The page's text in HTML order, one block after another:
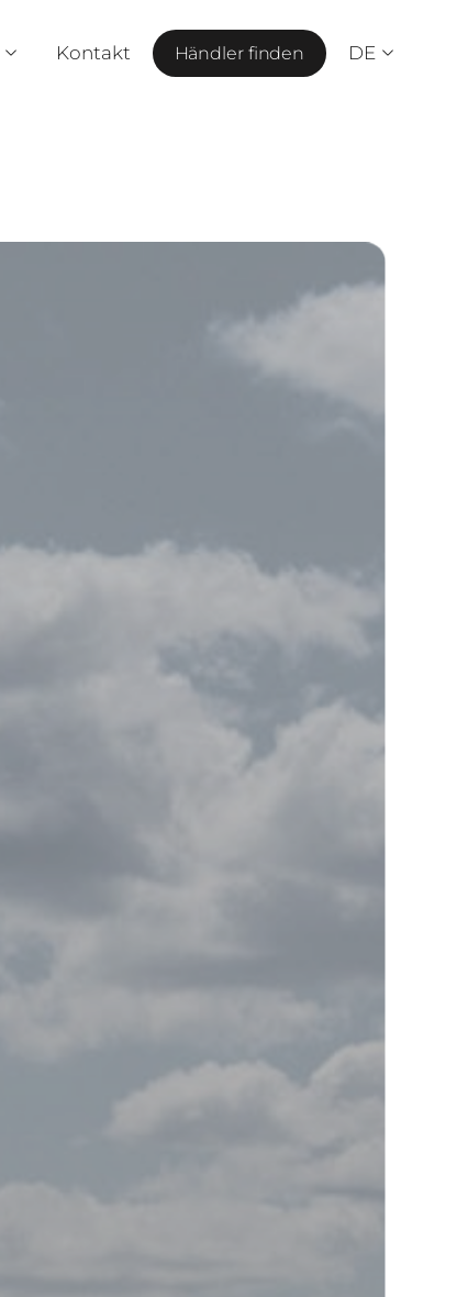
Kontakt Händler finden DE